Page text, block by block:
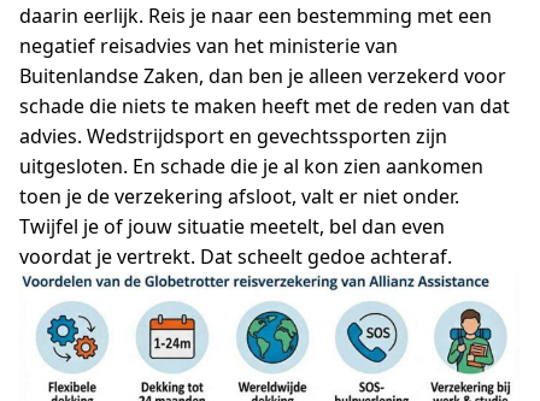
daarin eerlijk. Reis je naar een bestemming met een
negatief reisadvies van het ministerie van
Buitenlandse Zaken, dan ben je alleen verzekerd voor
schade die niets te maken heeft met de reden van dat
advies. Wedstrijdsport en gevechtssporten zijn
uitgesloten. En schade die je al kon zien aankomen
toen je de verzekering afsloot, valt er niet onder.
Twijfel je of jouw situatie meetelt, bel dan even
voordat je vertrekt. Dat scheelt gedoe achteraf.